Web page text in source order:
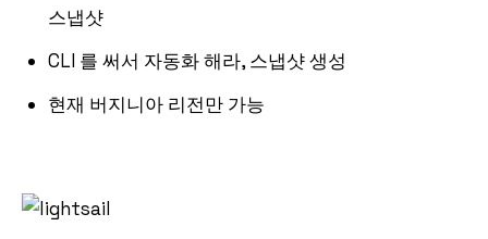
스냅샷
CLI 를 써서 자동화 해라, 스냅샷 생성
현재 버지니아 리전만 가능